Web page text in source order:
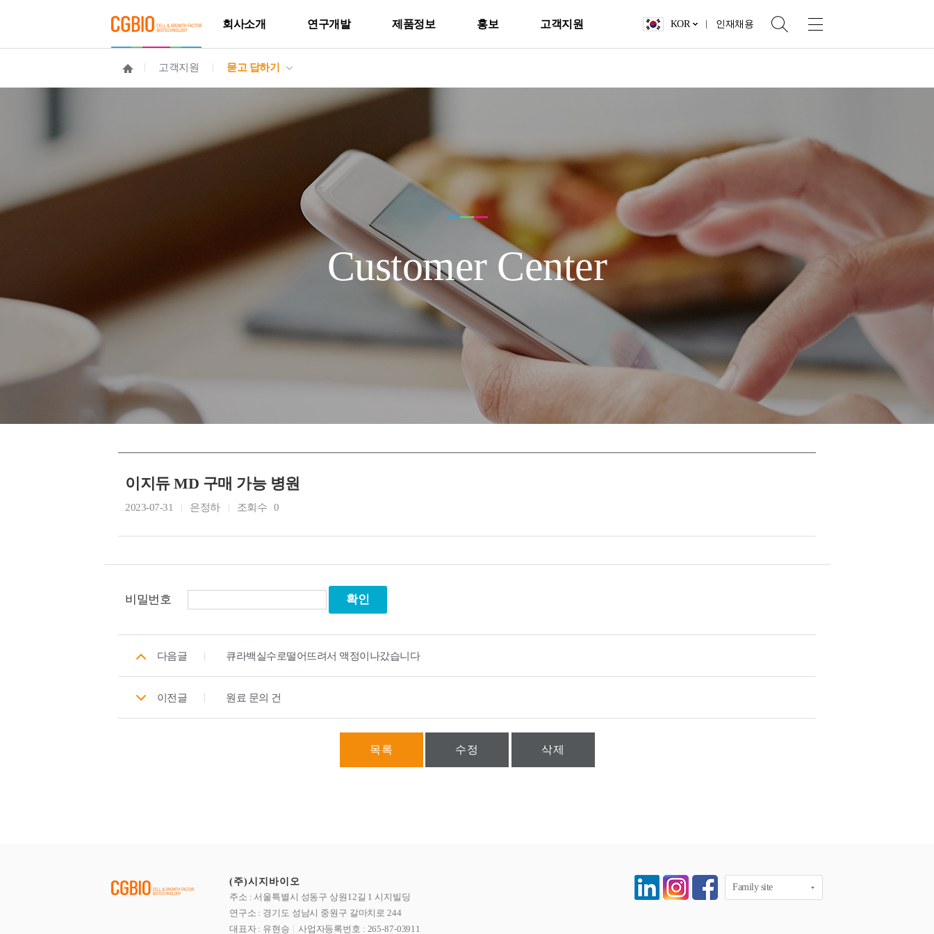
회사소개 연구개발 제품정보 홍보 고객지원 KOR 인재채용
고객지원 묻고 답하기
Customer Center
이지듀 MD 구매 가능 병원
2023-07-31 은정하 조회수 0
비밀번호
다음글 큐라백실수로떨어뜨려서 액정이나갔습니다
이전글 원료 문의 건
목록 수정 삭제
(주)시지바이오
주소 : 서울특별시 성동구 상원12길 1 시지빌딩
연구소 : 경기도 성남시 중원구 갈마치로 244
대표자 : 유현승
사업자등록번호 : 265-87-03911
Family site